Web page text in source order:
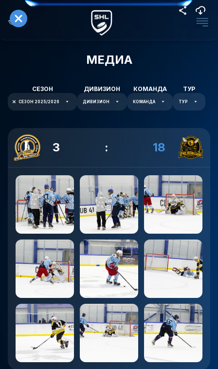
МЕДИА
СЕЗОН
СЕЗОН 2025/2026
ДИВИЗИОН
ДИВИЗИОН
КОМАНДА
КОМАНДА
ТУР
ТУР
3 : 18